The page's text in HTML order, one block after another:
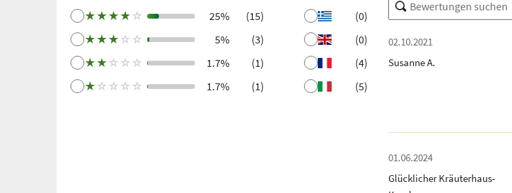
★ ★ ★ ★ ☆ 25%
(15)
★ ★ ★ ☆ ☆ 5%
(3)
★ ★ ☆ ☆ ☆ 1.7%
(1)
★ ☆ ☆ ☆ ☆ 1.7% (1)
(0)
(0)
(4)
(5)
02.10.2021
Susanne A.
01.06.2024
Glücklicher Kräuterhaus-